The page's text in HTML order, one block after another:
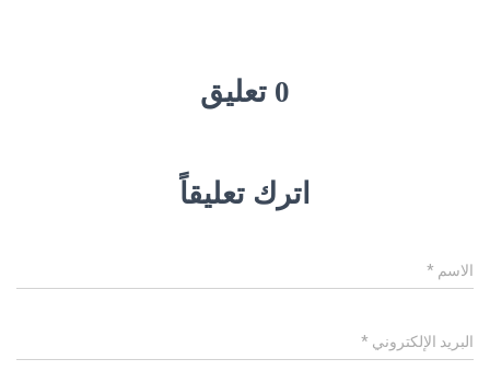
0 تعليق
اترك تعليقاً
الاسم *
البريد الإلكتروني *